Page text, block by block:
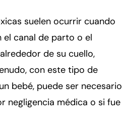
suelen ocurrir cuando
el canal de parto o el
de su cuello,
con este tipo de
bebé, puede ser necesario
negligencia médica o si fue